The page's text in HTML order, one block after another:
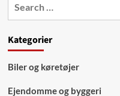
uge
Kategorier
Biler og køretøjer
Ejendomme og byggeri